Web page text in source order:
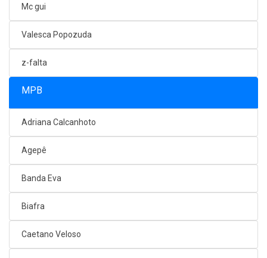
Mc gui
Valesca Popozuda
z-falta
MPB
Adriana Calcanhoto
Agepê
Banda Eva
Biafra
Caetano Veloso